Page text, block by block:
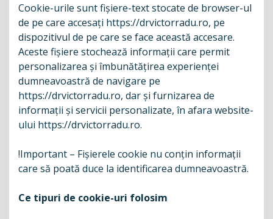
Cookie-urile sunt fișiere-text stocate de browser-ul
de pe care accesați https://drvictorradu.ro, pe
dispozitivul de pe care se face această accesare.
Aceste fișiere stochează informații care permit
personalizarea și îmbunătățirea experienței
dumneavoastră de navigare pe
https://drvictorradu.ro, dar și furnizarea de
informații și servicii personalizate, în afara website-
ului https://drvictorradu.ro.
!Important – Fișierele cookie nu conțin informații
care să poată duce la identificarea dumneavoastră.
Ce tipuri de cookie-uri folosim